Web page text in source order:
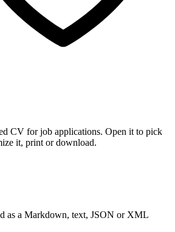
CV for job applications. Open it to pick
it, print or download.
as a Markdown, text, JSON or XML